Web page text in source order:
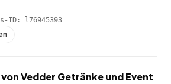
ID: l76945393
Vedder Getränke und Event